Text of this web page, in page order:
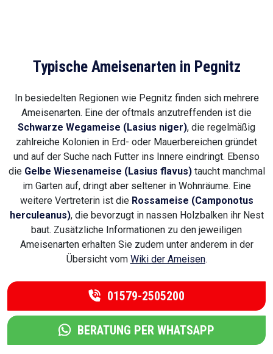
Typische Ameisenarten in Pegnitz
In besiedelten Regionen wie Pegnitz finden sich mehrere
Ameisenarten. Eine der oftmals anzutreffenden ist die
Schwarze Wegameise (Lasius niger), die regelmäßig
zahlreiche Kolonien in Erd- oder Mauerbereichen gründet
und auf der Suche nach Futter ins Innere eindringt. Ebenso
die Gelbe Wiesenameise (Lasius flavus)taucht manchmal
im Garten auf, dringt aber seltener in Wohnräume. Eine
weitere Vertreterin ist die Rossameise (Camponotus
herculeanus), die bevorzugt in nassen Holzbalken ihr Nest
baut. Zusätzliche Informationen zu den jeweiligen
Ameisenarten erhalten Sie zudem unter anderem in der
Übersicht vom Wiki der Ameisen.
01579-2505200
BERATUNG PER WHATSAPP